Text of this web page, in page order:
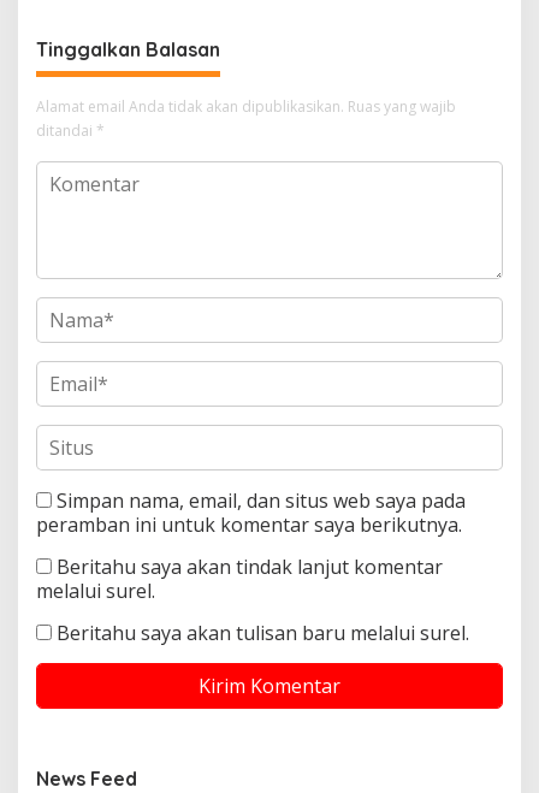
Tinggalkan Balasan
Alamat email Anda tidak akan dipublikasikan. Ruas yang wajib
ditandai *
Simpan nama, email, dan situs web saya pada
peramban ini untuk komentar saya berikutnya.
Beritahu saya akan tindak lanjut komentar
melalui surel.
Beritahu saya akan tulisan baru melalui surel.
News Feed